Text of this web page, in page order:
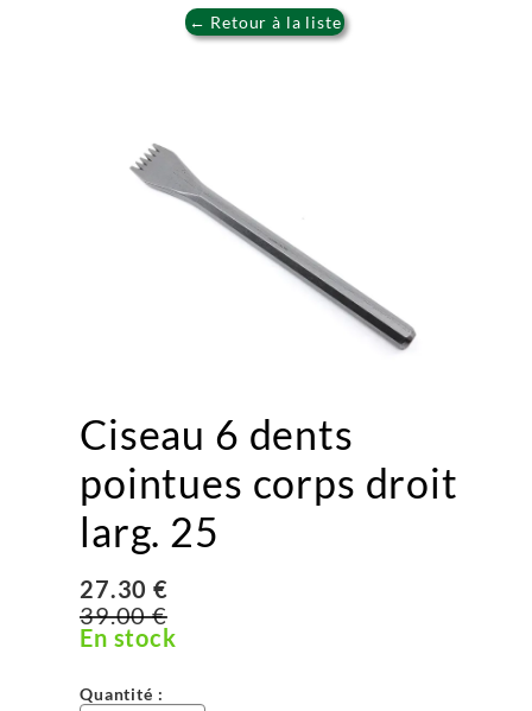
← Retour à la liste
Ciseau 6 dents
pointues corps droit
larg. 25
27.30 €
39.00 €
En stock
Quantité :